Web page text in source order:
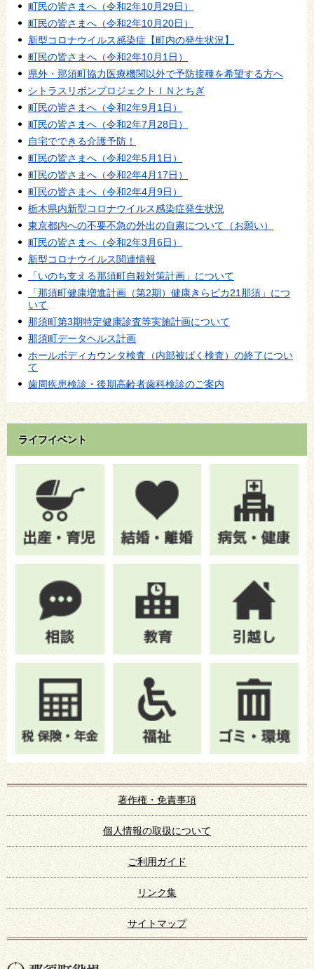
町民の皆さまへ（令和2年10月29日）
町民の皆さまへ（令和2年10月20日）
新型コロナウイルス感染症【町内の発生状況】
町民の皆さまへ（令和2年10月1日）
県外・那須町協力医療機関以外で予防接種を希望する方へ
シトラスリボンプロジェクトＩＮとちぎ
町民の皆さまへ（令和2年9月1日）
町民の皆さまへ（令和2年7月28日）
自宅でできる介護予防！
町民の皆さまへ（令和2年5月1日）
町民の皆さまへ（令和2年4月17日）
町民の皆さまへ（令和2年4月9日）
栃木県内新型コロナウイルス感染症発生状況
東京都内への不要不急の外出の自粛について（お願い）
町民の皆さまへ（令和2年3月6日）
新型コロナウイルス関連情報
「いのち支える那須町自殺対策計画」について
「那須町健康増進計画（第2期）健康きらピカ21那須」につ
いて
那須町第3期特定健康診査等実施計画について
那須町データヘルス計画
ホールボディカウンタ検査（内部被ばく検査）の終了につい
て
歯周疾患検診・後期高齢者歯科検診のご案内
ライフイベント
著作権・免責事項
個人情報の取扱について
ご利用ガイド
リンク集
サイトマップ